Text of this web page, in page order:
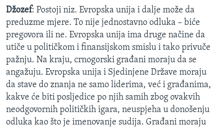
Džozef: Postoji niz. Evropska unija i dalje može da
preduzme mjere. To nije jednostavno odluka – biće
pregovora ili ne. Evropska unija ima druge načine da
utiče u političkom i finansijskom smislu i tako privuče
pažnju. Na kraju, crnogorski građani moraju da se
angažuju. Evropska unija i Sjedinjene Države moraju
da stave do znanja ne samo liderima, već i građanima,
kakve će biti posljedice po njih samih zbog ovakvih
neodgovornih političkih igara, neuspjeha u donošenju
odluka kao što je imenovanje sudija. Građani moraju